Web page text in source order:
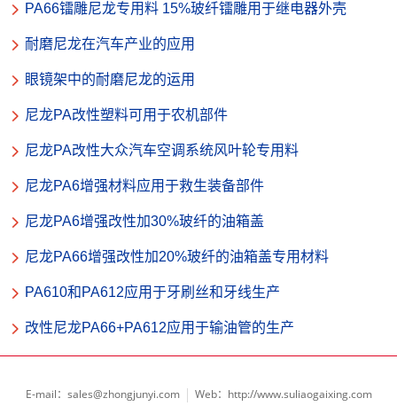
PA66镭雕尼龙专用料 15%玻纤镭雕用于继电器外壳
耐磨尼龙在汽车产业的应用
眼镜架中的耐磨尼龙的运用
尼龙PA改性塑料可用于农机部件
尼龙PA改性大众汽车空调系统风叶轮专用料
尼龙PA6增强材料应用于救生装备部件
尼龙PA6增强改性加30%玻纤的油箱盖
尼龙PA66增强改性加20%玻纤的油箱盖专用材料
PA610和PA612应用于牙刷丝和牙线生产
改性尼龙PA66+PA612应用于输油管的生产
E-mail：sales@zhongjunyi.com Web：http://www.suliaogaixing.com